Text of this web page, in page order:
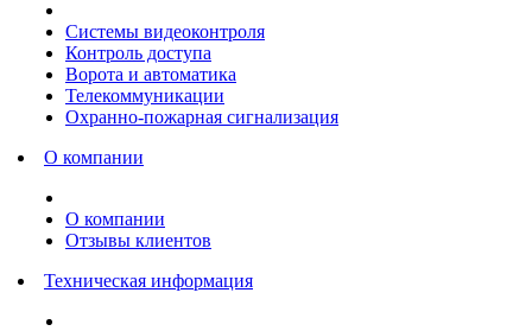
Системы видеоконтроля
Контроль доступа
Ворота и автоматика
Телекоммуникации
Охранно-пожарная сигнализация
О компании
О компании
Отзывы клиентов
Техническая информация